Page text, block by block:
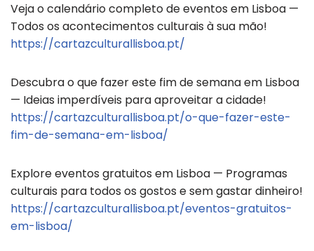
Veja o calendário completo de eventos em Lisboa —
Todos os acontecimentos culturais à sua mão!
https://cartazculturallisboa.pt/
Descubra o que fazer este fim de semana em Lisboa
— Ideias imperdíveis para aproveitar a cidade!
https://cartazculturallisboa.pt/o-que-fazer-este-
fim-de-semana-em-lisboa/
Explore eventos gratuitos em Lisboa — Programas
culturais para todos os gostos e sem gastar dinheiro!
https://cartazculturallisboa.pt/eventos-gratuitos-
em-lisboa/